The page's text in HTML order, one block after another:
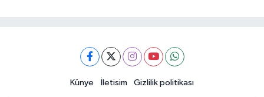
Künye İletisim Gizlilik politikası